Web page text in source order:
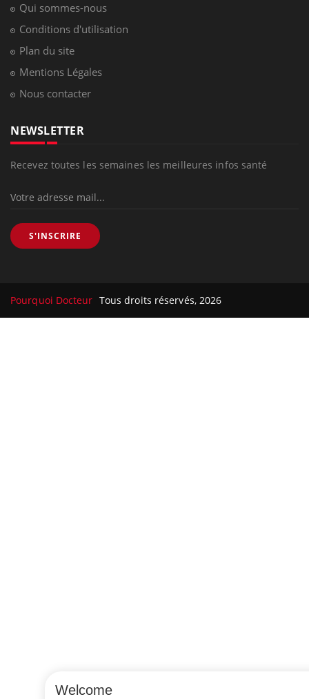
Qui sommes-nous
Conditions d'utilisation
Plan du site
Mentions Légales
Nous contacter
NEWSLETTER
Recevez toutes les semaines les meilleures infos santé
S'INSCRIRE
Pourquoi Docteur Tous droits réservés, 2026
Welcome